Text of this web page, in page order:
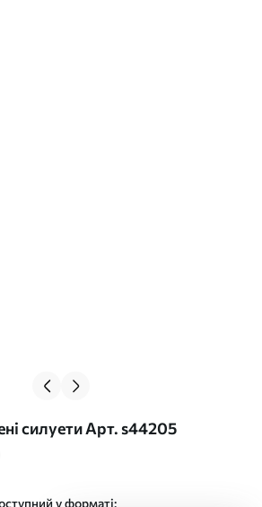
силуети Арт. s44205
у форматі: